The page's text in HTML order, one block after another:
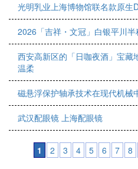
光明乳业上海博物馆联名款原生
2026「吉祥・文冠」白银平川
西安高新区的「日咖夜酒」宝藏
温柔
磁悬浮保护轴承技术在现代机械
武汉配眼镜 上海配眼镜
1 2 3 4 5 6 7 8